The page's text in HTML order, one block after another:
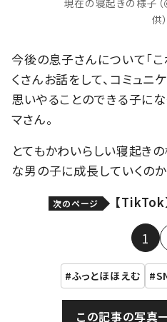
供）
今後の息子さんについて「
くさんお話をして、コミュニ
思いやることのできる子に
マさん。
とてもかわいらしい寝起き
な男の子に成長していくの
次のページ 【
1
ふっとほほえむ
この記事の写真